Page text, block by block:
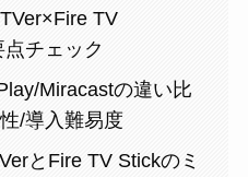
TV
チェック
Miracastの違い比
/導入難易度
とFire TV Stickのミ